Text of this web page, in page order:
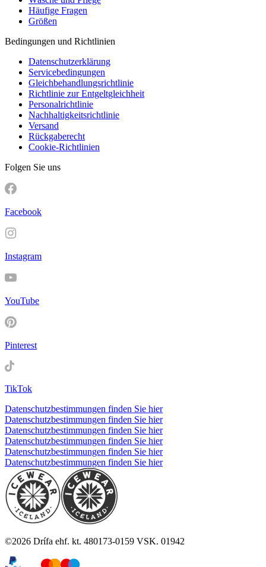
Häufige Fragen
Größen
Bedingungen und Richtlinien
Datenschutzerklärung
Servicebedingungen
Gleichbehandlungsrichtlinie
Richtlinie zur Entgeltgleichheit
Personalrichtlinie
Nachhaltigkeitsrichtlinie
Versand
Rückgaberecht
Cookie-Richtlinien
Folgen Sie uns
Facebook
Instagram
YouTube
Pinterest
TikTok
Datenschutzbestimmungen finden Sie hier
Datenschutzbestimmungen finden Sie hier
Datenschutzbestimmungen finden Sie hier
Datenschutzbestimmungen finden Sie hier
Datenschutzbestimmungen finden Sie hier
Datenschutzbestimmungen finden Sie hier
©2026 Drífa ehf. kt. 480173-0159 VSK. 01942